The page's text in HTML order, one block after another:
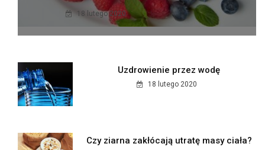
18 lutego 2020
Uzdrowienie przez wodę
18 lutego 2020
Czy ziarna zakłócają utratę masy ciała?